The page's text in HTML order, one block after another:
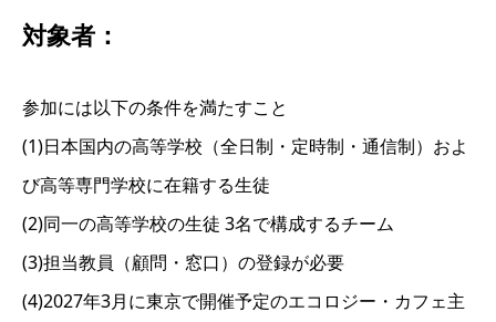
対象者：
参加には以下の条件を満たすこと
(1)日本国内の高等学校（全日制・定時制・通信制）およ
び高等専門学校に在籍する生徒
(2)同一の高等学校の生徒 3名で構成するチーム
(3)担当教員（顧問・窓口）の登録が必要
(4)2027年3月に東京で開催予定のエコロジー・カフェ主